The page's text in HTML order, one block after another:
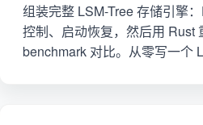
组装完整 LSM-Tree 存储引擎
控制、启动恢复，然后用 Rust
benchmark 对比。从零写一个